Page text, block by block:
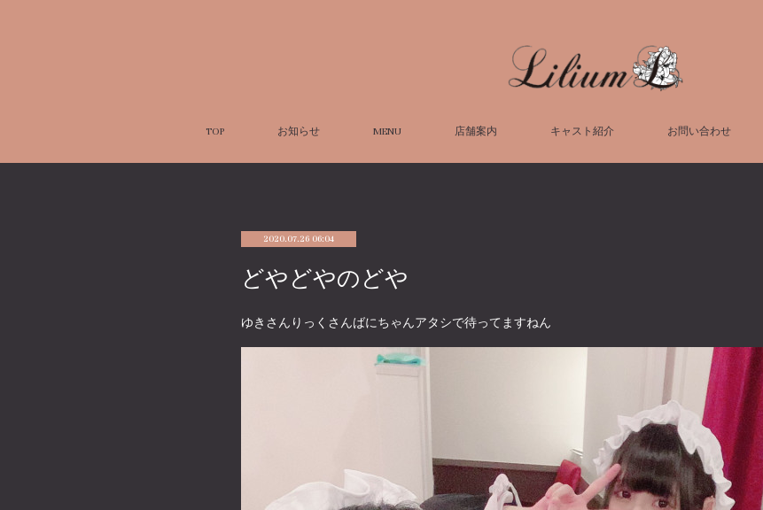
TOP お知らせ MENU 店舗案内 キャスト紹介 お問い合わせ
2020.07.26 06:04
どやどやのどや
ゆきさんりっくさんばにちゃんアタシで待ってますねん